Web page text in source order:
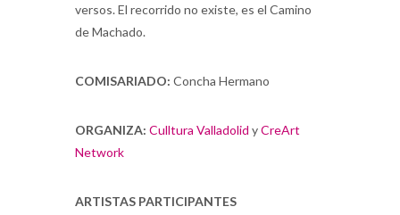
versos. El recorrido no existe, es el Camino
de Machado.
COMISARIADO: Concha Hermano
ORGANIZA: Culltura Valladolid yCreArt
Network
ARTISTAS PARTICIPANTES